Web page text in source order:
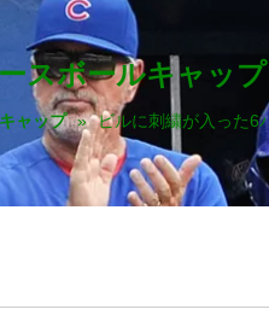
スボールキャップ
ャップ » ビルに刺繍が入った6